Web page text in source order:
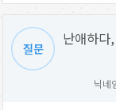
난애하다
닉